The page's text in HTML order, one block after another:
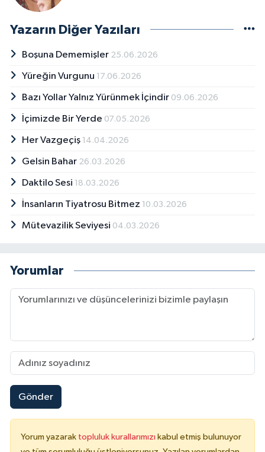
Yazarın Diğer Yazıları
Boşuna Dememişler 25.06.2026
Yüreğin Vurgunu 17.06.2026
Bazı Yollar Yalnız Yürünmek İçindir 09.06.2026
İçimizde Bir Yerde 07.05.2026
Her Vazgeçiş 14.04.2026
Gelsin Bahar 26.03.2026
Daktilo Sesi 18.03.2026
İnsanların Tiyatrosu Bitmez 10.03.2026
Mütevazilik Seviyesi 04.03.2026
Yorumlar
Gönder
Yorum yazarak topluluk kurallarımızı kabul etmiş bulunuyor